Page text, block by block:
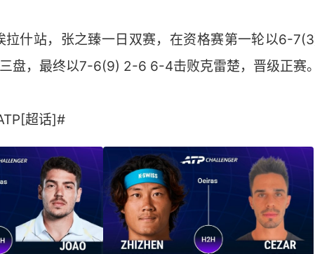
拉什站，张之臻一日双赛，在资格赛第一轮以6-
盘，最终以7-6(9) 2-6 6-4击败克雷楚，晋级正赛。
超话]#